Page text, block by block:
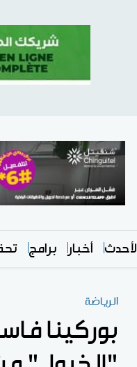
الأحدث أخبار برامج
الرياضة
بوركينا